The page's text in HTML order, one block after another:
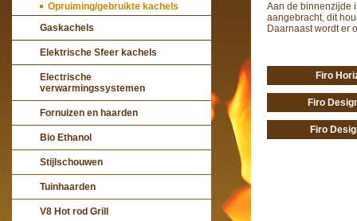
Opruiming/gebruikte kachels
Gaskachels
Elektrische Sfeer kachels
Electrische
verwarmingssystemen
Fornuizen en haarden
Bio Ethanol
Stijlschouwen
Tuinhaarden
V8 Hot rod Grill
Aan de binnenzijde
aangebracht, dit
Daarnaast wordt er
Firo
Firo
Firo